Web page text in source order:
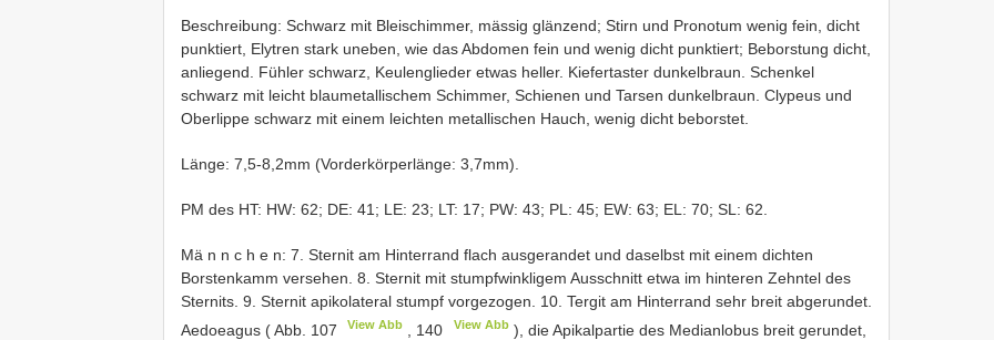
Beschreibung: Schwarz mit Bleischimmer, mässig glänzend; Stirn und Pronotum wenig fein, dicht
punktiert, Elytren stark uneben, wie das Abdomen fein und wenig dicht punktiert; Beborstung dicht,
anliegend. Fühler schwarz, Keulenglieder etwas heller. Kiefertaster dunkelbraun. Schenkel
schwarz mit leicht blaumetallischem Schimmer, Schienen und Tarsen dunkelbraun. Clypeus und
Oberlippe schwarz mit einem leichten metallischen Hauch, wenig dicht beborstet.
Länge: 7,5-8,2mm (Vorderkörperlänge: 3,7mm).
PM des HT: HW: 62; DE: 41; LE: 23; LT: 17; PW: 43; PL: 45; EW: 63; EL: 70; SL: 62.
Mä n n c h e n: 7. Sternit am Hinterrand flach ausgerandet und daselbst mit einem dichten
Borstenkamm versehen. 8. Sternit mit stumpfwinkligem Ausschnitt etwa im hinteren Zehntel des
Sternits. 9. Sternit apikolateral stumpf vorgezogen. 10. Tergit am Hinterrand sehr breit abgerundet.
Aedoeagus ( Abb. 107
View Abb , 140 View Abb), die Apikalpartie des Medianlobus breit gerundet,